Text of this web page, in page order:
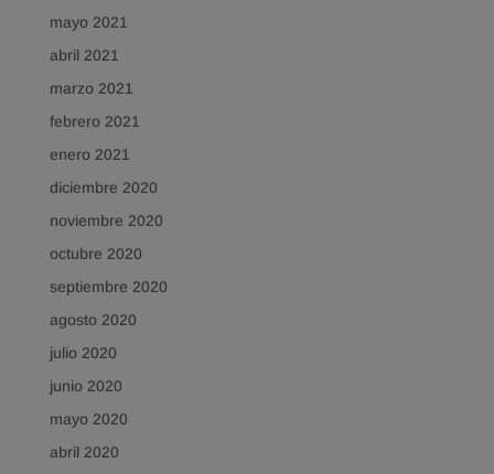
mayo 2021
abril 2021
marzo 2021
febrero 2021
enero 2021
diciembre 2020
noviembre 2020
octubre 2020
septiembre 2020
agosto 2020
julio 2020
junio 2020
mayo 2020
abril 2020